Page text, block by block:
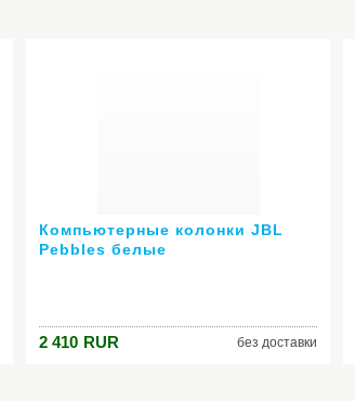
Компьютерные колонки JBL
Pebbles белые
2 410 RUR без доставки